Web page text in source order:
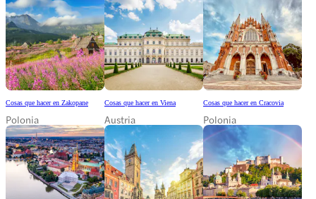
Cosas que hacer en Zakopane
Polonia
Cosas que hacer en Viena
Austria
Cosas que hacer en Cracovia
Polonia